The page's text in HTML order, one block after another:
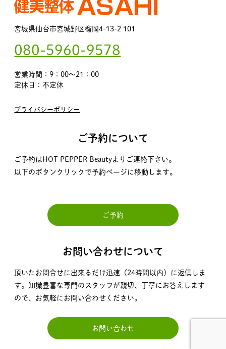
宮城県仙台市宮城野区榴岡4-13-2 101
080-5960-9578
営業時間：9：00～21：00
定休日：不定休
プライバシーポリシー
ご予約について
ご予約はHOT PEPPER Beautyよりご連絡下さい。
以下のボタンクリックで予約ページに移動します。
ご予約
お問い合わせについて
頂いたお問合せに出来るだけ迅速（24時間以内）に返信しま
す。知識豊富な専門のスタッフが親切、丁寧にお答えします
ので、お気軽にお問い合わせください。
お問い合わせ